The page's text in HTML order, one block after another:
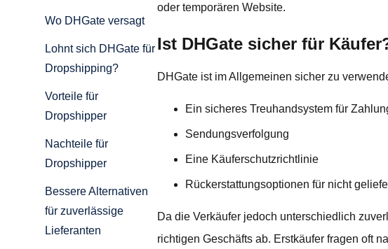
Wo DHGate versagt
Lohnt sich DHGate für
Dropshipping?
Vorteile für
Dropshipper
Nachteile für
Dropshipper
Bessere Alternativen
für zuverlässige
Lieferanten
oder temporären Website.
Ist DHGate sicher für
DHGate ist im Allgemeinen sicher zu
Ein sicheres Treuhandsystem für
Sendungsverfolgung
Eine Käuferschutzrichtlinie
Rückerstattungsoptionen für nicht
Da die Verkäufer jedoch unterschiedlich
richtigen Geschäfts ab. Erstkäufer fragen oft